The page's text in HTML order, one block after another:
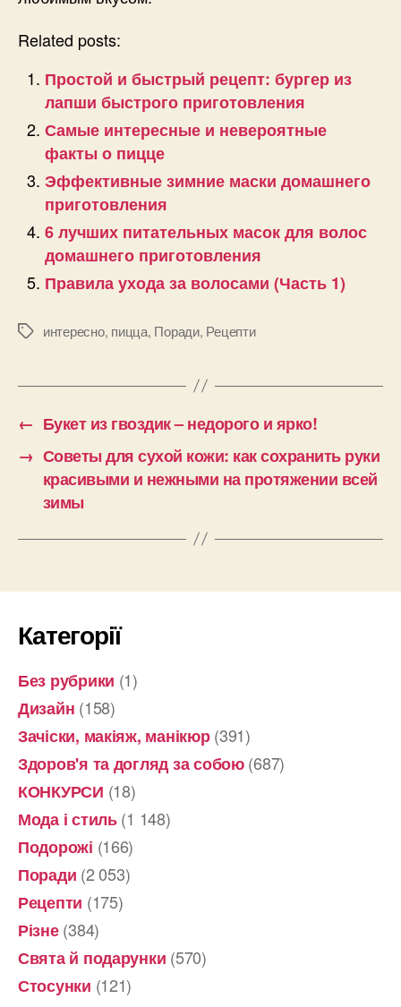
Related posts:
Простой и быстрый рецепт: бургер из
лапши быстрого приготовления
Самые интересные и невероятные
факты о пицце
Эффективные зимние маски домашнего
приготовления
6 лучших питательных масок для волос
домашнего приготовления
Правила ухода за волосами (Часть 1)
Позначкиинтересно, пицца, Поради, Рецепти
← Букет из гвоздик – недорого и ярко!
→ Советы для сухой кожи: как сохранить руки
красивыми и нежными на протяжении всей
зимы
Категорії
Без рубрики (1)
Дизайн (158)
Зачіски, макіяж, манікюр(391)
Здоров'я та догляд за собою(687)
КОНКУРСИ (18)
Мода і стиль(1 148)
Подорожі (166)
Поради (2 053)
Рецепти (175)
Різне(384)
Свята й подарунки (570)
Стосунки (121)